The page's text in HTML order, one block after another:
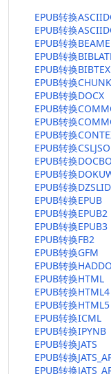
EPUB转换
EPUB转换
EPUB转换
EPUB转换
EPUB转换BIBTEX
EPUB转换
EPUB转换DOCX
EPUB转换
EPUB转换
EPUB转换
EPUB转换
EPUB转换
EPUB转换
EPUB转换
EPUB转换EPUB
EPUB转换EPUB2
EPUB转换EPUB3
EPUB转换FB2
EPUB转换GFM
EPUB转换
EPUB转换HTML
EPUB转换HTML4
EPUB转换HTML5
EPUB转换ICML
EPUB转换IPYNB
EPUB转换JATS
EPUB转换
EPUB转换